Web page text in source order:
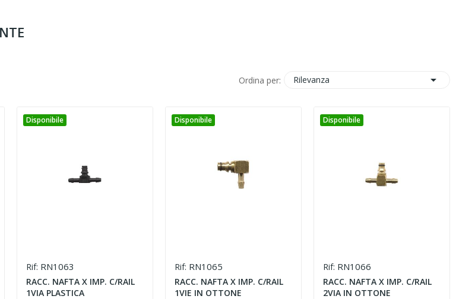
Ordina per: Rilevanza 
Disponibile
Rif: RN1063
RACC. NAFTA X IMP. C/RAIL
1VIA PLASTICA
Disponibile
Rif: RN1065
RACC. NAFTA X IMP. C/RAIL
1VIE IN OTTONE
Disponibile
Rif: RN1066
RACC. NAFTA X IMP. C/RAIL
2VIA IN OTTONE